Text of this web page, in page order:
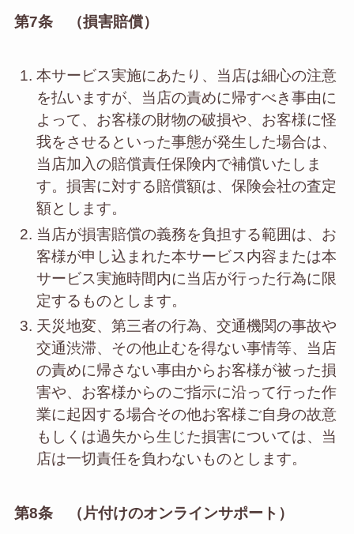
第7条 （損害賠償）
本サービス実施にあたり、当店は細心の注意
を払いますが、当店の責めに帰すべき事由に
よって、お客様の財物の破損や、お客様に怪
我をさせるといった事態が発生した場合は、
当店加入の賠償責任保険内で補償いたしま
す。損害に対する賠償額は、保険会社の査定
額とします。
当店が損害賠償の義務を負担する範囲は、お
客様が申し込まれた本サービス内容または本
サービス実施時間内に当店が行った行為に限
定するものとします。
天災地変、第三者の行為、交通機関の事故や
交通渋滞、その他止むを得ない事情等、当店
の責めに帰さない事由からお客様が被った損
害や、お客様からのご指示に沿って行った作
業に起因する場合その他お客様ご自身の故意
もしくは過失から生じた損害については、当
店は一切責任を負わないものとします。
第8条 （片付けのオンラインサポート）